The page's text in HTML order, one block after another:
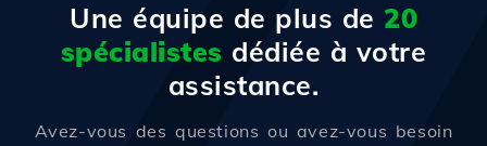
Une équipe de plus de 20
spécialistes dédiée à votre
assistance.
Avez-vous des questions ou avez-vous besoin